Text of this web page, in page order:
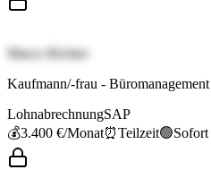
Marco Richter
Kaufmann/-frau - Büromanagement
LohnabrechnungSAP
💰3.400 €/Monat⏰Teilzeit🟢Sofort